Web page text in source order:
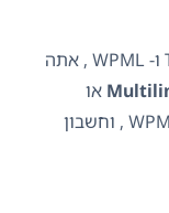
כדי לתרגם עם Translate.One ו- WPML , אתה
או
של WPML , וחשבון